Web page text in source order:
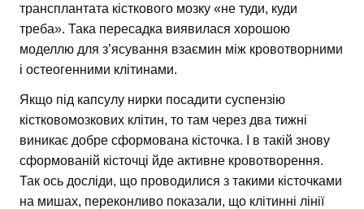
трансплантата кісткового мозку «не туди, куди
треба». Така пересадка виявилася хорошою
моделлю для з’ясування взаємин між кровотворними
і остеогенними клітинами.
Якщо під капсулу нирки посадити суспензію
кістковомозкових клітин, то там через два тижні
виникає добре сформована кісточка. І в такій знову
сформованій кісточці йде активне кровотворення.
Так ось досліди, що проводилися з такими кісточками
на мишах, переконливо показали, що клітинні лінії